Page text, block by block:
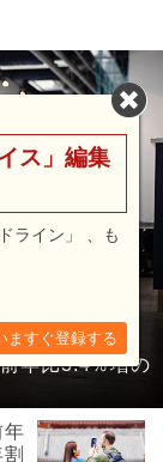
年比3.4％増の
年
ス」編集
ライン」 、も
ますぐ登録する